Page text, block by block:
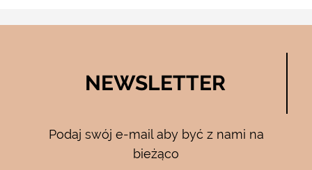
NEWSLETTER
Podaj swój e-mail aby być z nami na
bieżąco